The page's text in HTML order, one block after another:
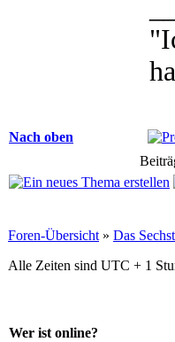
Nach oben
Foren-Übersicht » Das
Alle Zeiten sind UTC + 1
Wer ist online?